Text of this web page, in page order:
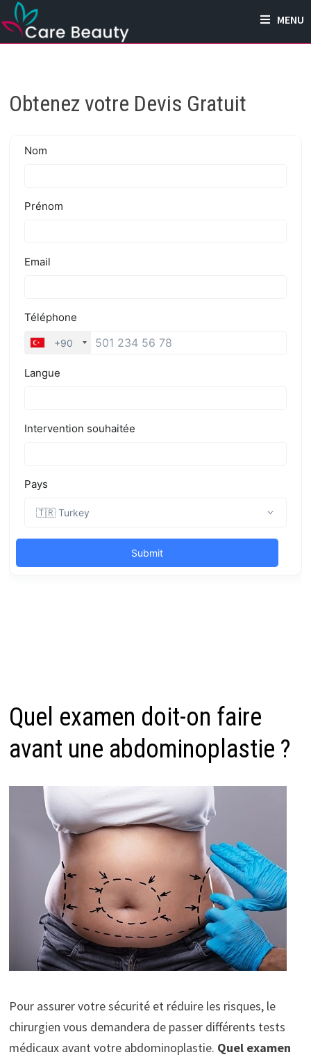
Passer
au
contenu
MENU
Obtenez votre Devis Gratuit
Quel examen doit-on faire
avant une abdominoplastie ?
Pour assurer votre sécurité et réduire les risques, le
chirurgien vous demandera de passer différents tests
médicaux avant votre abdominoplastie. Quel examen